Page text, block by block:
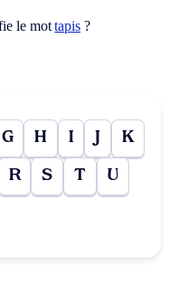
le mottapis ?
G H I J K
R S T U